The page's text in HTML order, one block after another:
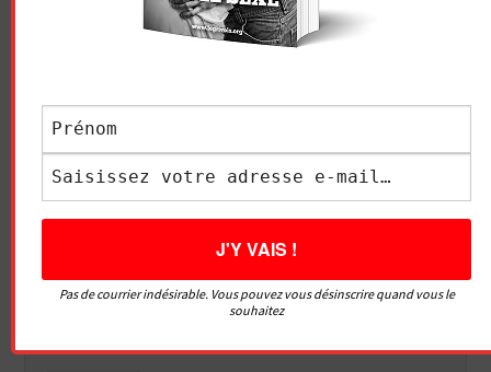
Essayez. Vous pouvez vous désinscrire à tout moment.
Pas de courrier indésirable. Vous pouvez vous désinscrire quand vous le
souhaitez